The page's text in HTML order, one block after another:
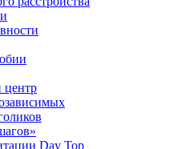
центр
Day Top